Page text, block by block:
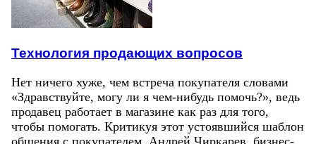
Технология продающих вопросов
Нет ничего хуже, чем встреча покупателя словами
«Здравствуйте, могу ли я чем-нибудь помочь?», ведь
продавец работает в магазине как раз для того,
чтобы помогать. Критикуя этот устоявшийся шаблон
общения с покупателем, Андрей Чиркарев, бизнес-